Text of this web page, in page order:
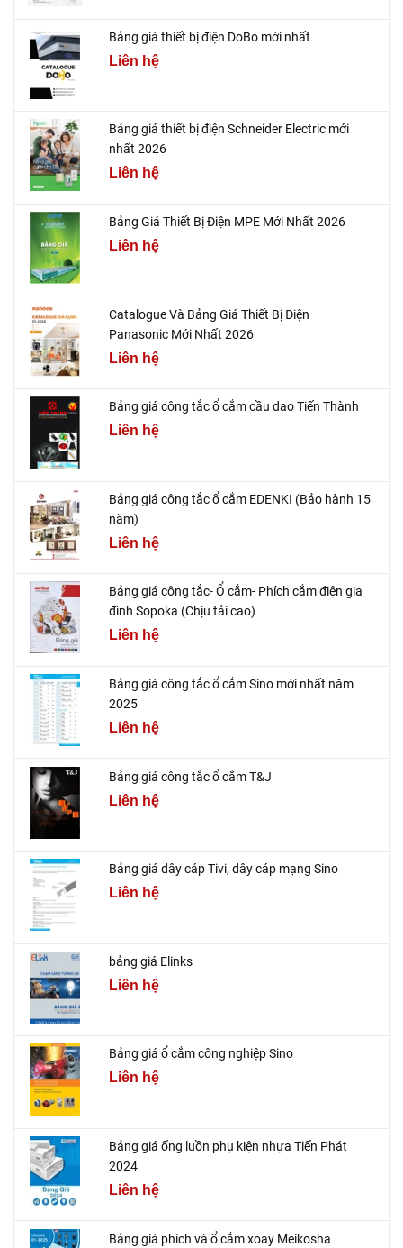
Bảng giá thiết bị điện DoBo mới nhất
Liên hệ
Bảng giá thiết bị điện Schneider Electric mới
nhất 2026
Liên hệ
Bảng Giá Thiết Bị Điện MPE Mới Nhất 2026
Liên hệ
Catalogue Và Bảng Giá Thiết Bị Điện
Panasonic Mới Nhất 2026
Liên hệ
Bảng giá công tắc ổ cắm cầu dao Tiến Thành
Liên hệ
Bảng giá công tắc ổ cắm EDENKI (Bảo hành 15
năm)
Liên hệ
Bảng giá công tắc- Ổ cắm- Phích cắm điện gia
đình Sopoka (Chịu tải cao)
Liên hệ
Bảng giá công tắc ổ cắm Sino mới nhất năm
2025
Liên hệ
Bảng giá công tắc ổ cắm T&J
Liên hệ
Bảng giá dây cáp Tivi, dây cáp mạng Sino
Liên hệ
bảng giá Elinks
Liên hệ
Bảng giá ổ cắm công nghiệp Sino
Liên hệ
Bảng giá ống luồn phụ kiện nhựa Tiến Phát
2024
Liên hệ
Bảng giá phích và ổ cắm xoay Meikosha